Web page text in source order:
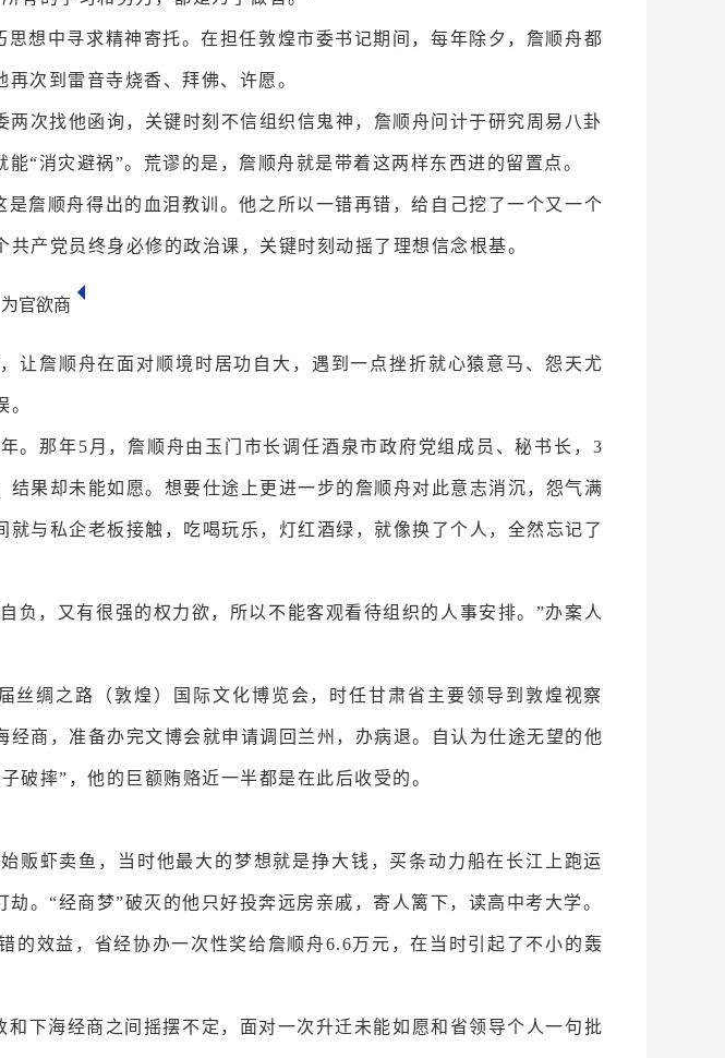
想中寻求精神寄托。在担任敦煌市委书记期间，每年除夕，詹顺舟都
次到雷音寺烧香、拜佛、许愿。
次找他函询，关键时刻不信组织信鬼神，詹顺舟问计于研究周易八卦
“消灾避祸”。荒谬的是，詹顺舟就是带着这两样东西进的留置点。
詹顺舟得出的血泪教训。他之所以一错再错，给自己挖了一个又一个
产党员终身必修的政治课，关键时刻动摇了理想信念根基。
官欲商
让詹顺舟在面对顺境时居功自大，遇到一点挫折就心猿意马、怨天尤
。那年5月，詹顺舟由玉门市长调任酒泉市政府党组成员、秘书长，3
果却未能如愿。想要仕途上更进一步的詹顺舟对此意志消沉，怨气满
与私企老板接触，吃喝玩乐，灯红酒绿，就像换了个人，全然忘记了
负，又有很强的权力欲，所以不能客观看待组织的人事安排。”办案人
绸之路（敦煌）国际文化博览会，时任甘肃省主要领导到敦煌视察
商，准备办完文博会就申请调回兰州，办病退。自认为仕途无望的他
破摔”，他的巨额贿赂近一半都是在此后收受的。
贩虾卖鱼，当时他最大的梦想就是挣大钱，买条动力船在长江上跑运
。“经商梦”破灭的他只好投奔远房亲戚，寄人篱下，读高中考大学。
的效益，省经协办一次性奖给詹顺舟6.6万元，在当时引起了不小的轰
下海经商之间摇摆不定，面对一次升迁未能如愿和省领导个人一句批